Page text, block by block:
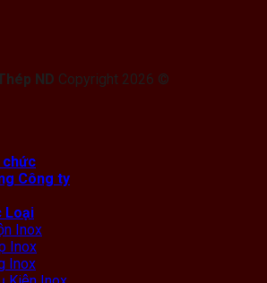
ND Copyright 2026 ©
chức
Công ty
Loại
Inox
Inox
Inox